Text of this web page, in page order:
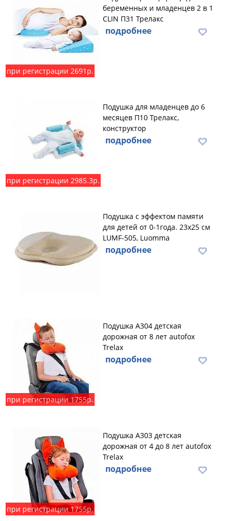
при регистрации 2691р.
беременных и младенцев 2 в 1
CLIN П31 Трелакс
подробнее
при регистрации 2985.3р.
Подушка для младенцев до 6
месяцев П10 Трелакс,
конструктор
подробнее
Подушка с эффектом памяти
для детей от 0-1года. 23х25 см
LUMF-505, Luomma
подробнее
при регистрации 1755р.
Подушка А304 детская
дорожная от 8 лет autofox
Trelax
подробнее
при регистрации 1755р.
Подушка А303 детская
дорожная от 4 до 8 лет autofox
Trelax
подробнее